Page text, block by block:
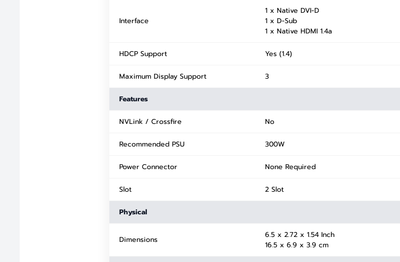
Interface
1 x Native DVI-D
1 x D-Sub
1 x Native HDMI 1.4a
HDCP Support Yes (1.4)
Maximum Display Support 3
Features
NVLink / Crossfire No
Recommended PSU 300W
Power Connector None Required
Slot 2 Slot
Physical
Dimensions
6.5 x 2.72 x 1.54 Inch
16.5 x 6.9 x 3.9 cm